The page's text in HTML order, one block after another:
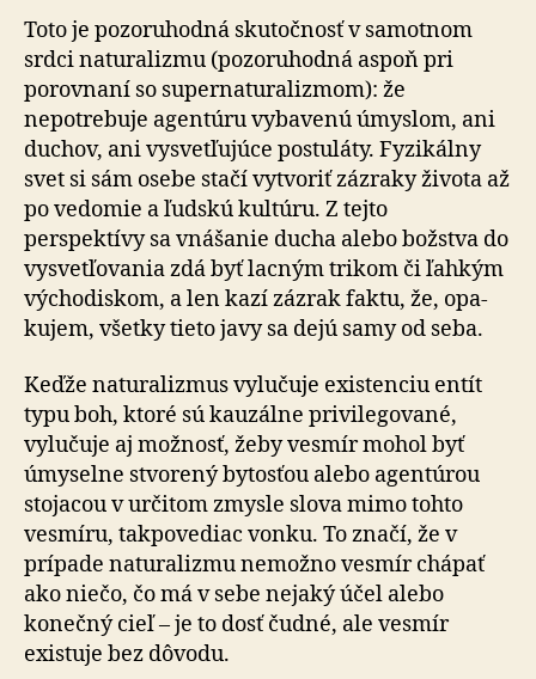
Toto je pozoruhodná skutočnosť v samotnom
srdci na­tu­ra­liz­mu (pozoruhodná aspoň pri
porovnaní so su­per­na­tu­ra­liz­mom): že
nepotrebuje agentúru vybavenú úmyslom, ani
duchov, ani vysvetľujúce postuláty. Fyzikálny
svet si sám osebe stačí vytvoriť zázraky života až
po vedomie a ľudskú kultúru. Z tejto
perspektívy sa vnášanie ducha alebo božstva do
vysvetľovania zdá byť lacným trikom či ľahkým
východiskom, a len kazí zázrak faktu, že, opa­
ku­jem, všetky tieto javy sa dejú samy od seba.
Keďže naturalizmus vylučuje existenciu entít
typu boh, ktoré sú kauzálne privilegované,
vylučuje aj možnosť, žeby vesmír mohol byť
úmyselne stvorený bytosťou alebo agentúrou
stojacou v určitom zmysle slova mimo tohto
vesmíru, takpovediac vonku. To značí, že v
prípade na­tu­ra­liz­mu nemožno vesmír chápať
ako niečo, čo má v sebe nejaký účel alebo
konečný cieľ – je to dosť čudné, ale ves­mír
existuje bez dôvodu.